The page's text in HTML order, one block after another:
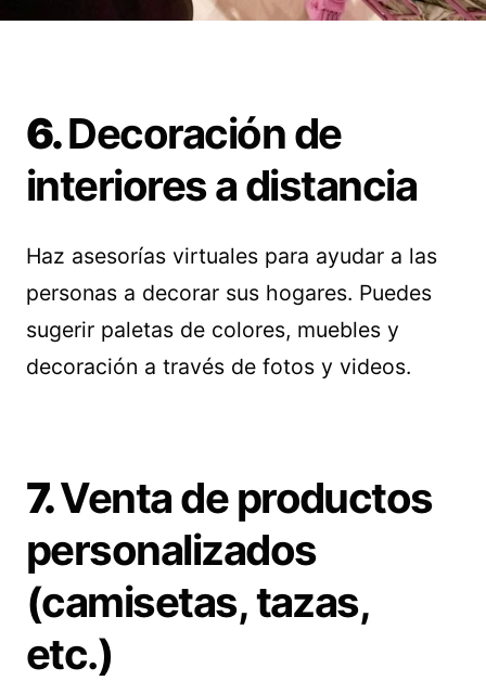
6.Decoración de
interiores a distancia
Haz asesorías virtuales para ayudar a las
personas a decorar sus hogares. Puedes
sugerir paletas de colores, muebles y
decoración a través de fotos y videos.
7.Venta de productos
personalizados
(camisetas, tazas,
etc.)